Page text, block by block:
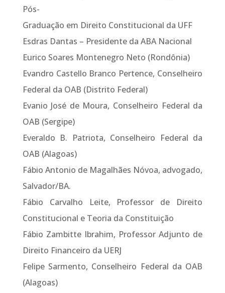
Pós-
Graduação em Direito Constitucional da UFF
Esdras Dantas – Presidente da ABA Nacional
Eurico Soares Montenegro Neto (Rondônia)
Evandro Castello Branco Pertence, Conselheiro
Federal da OAB (Distrito Federal)
Evanio José de Moura, Conselheiro Federal da
OAB (Sergipe)
Everaldo B. Patriota, Conselheiro Federal da
OAB (Alagoas)
Fábio Antonio de Magalhães Nóvoa, advogado,
Salvador/BA.
Fábio Carvalho Leite, Professor de Direito
Constitucional e Teoria da Constituição
Fábio Zambitte Ibrahim, Professor Adjunto de
Direito Financeiro da UERJ
Felipe Sarmento, Conselheiro Federal da OAB
(Alagoas)